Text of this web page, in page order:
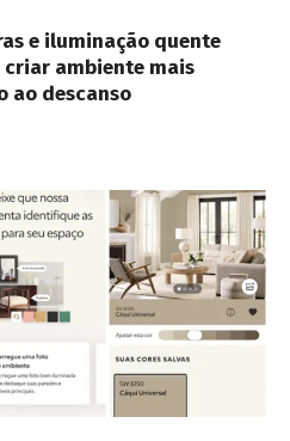
e iluminação quente
criar ambiente mais
ao descanso